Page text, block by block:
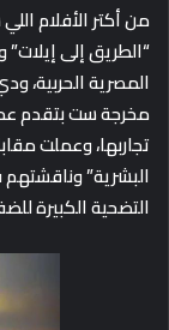
من أكتر الأفلام
“الطريق إلى
المصرية الحربية،
مخرجة ست بتقدم
تجاربها، وعملت
البشرية”
التضحية الكبيرة